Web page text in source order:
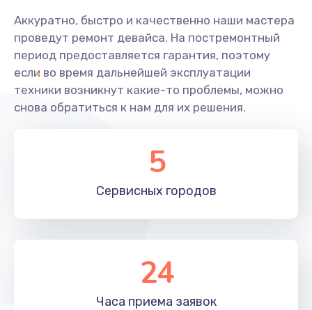
Аккуратно, быстро и качественно наши мастера
проведут ремонт девайса. На постремонтный
период предоставляется гарантия, поэтому
если во время дальнейшей эксплуатации
техники возникнут какие-то проблемы, можно
снова обратиться к нам для их решения.
5
Сервисных городов
24
Часа приема заявок